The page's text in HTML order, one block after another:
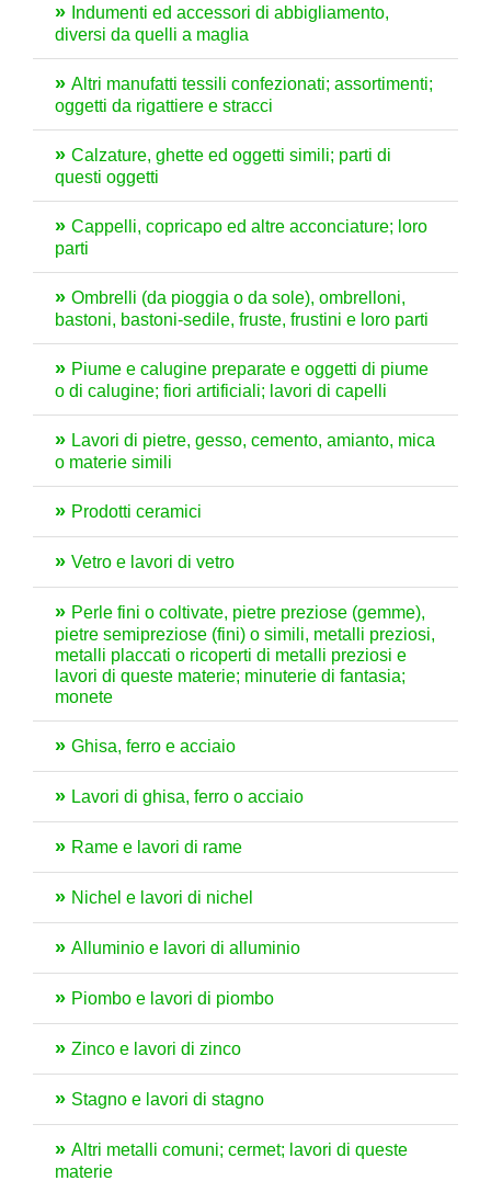
Indumenti ed accessori di abbigliamento,
diversi da quelli a maglia
Altri manufatti tessili confezionati; assortimenti;
oggetti da rigattiere e stracci
Calzature, ghette ed oggetti simili; parti di
questi oggetti
Cappelli, copricapo ed altre acconciature; loro
parti
Ombrelli (da pioggia o da sole), ombrelloni,
bastoni, bastoni-sedile, fruste, frustini e loro parti
Piume e calugine preparate e oggetti di piume
o di calugine; fiori artificiali; lavori di capelli
Lavori di pietre, gesso, cemento, amianto, mica
o materie simili
Prodotti ceramici
Vetro e lavori di vetro
Perle fini o coltivate, pietre preziose (gemme),
pietre semipreziose (fini) o simili, metalli preziosi,
metalli placcati o ricoperti di metalli preziosi e
lavori di queste materie; minuterie di fantasia;
monete
Ghisa, ferro e acciaio
Lavori di ghisa, ferro o acciaio
Rame e lavori di rame
Nichel e lavori di nichel
Alluminio e lavori di alluminio
Piombo e lavori di piombo
Zinco e lavori di zinco
Stagno e lavori di stagno
Altri metalli comuni; cermet; lavori di queste
materie